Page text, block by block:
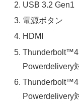
USB 3.2 Gen1
電源ボタン
HDMI
Powerdelivery
Powerdelivery